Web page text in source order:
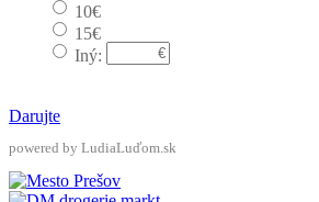
10€
15€
Iný:
Darujte
powered by LudiaLuďom.sk